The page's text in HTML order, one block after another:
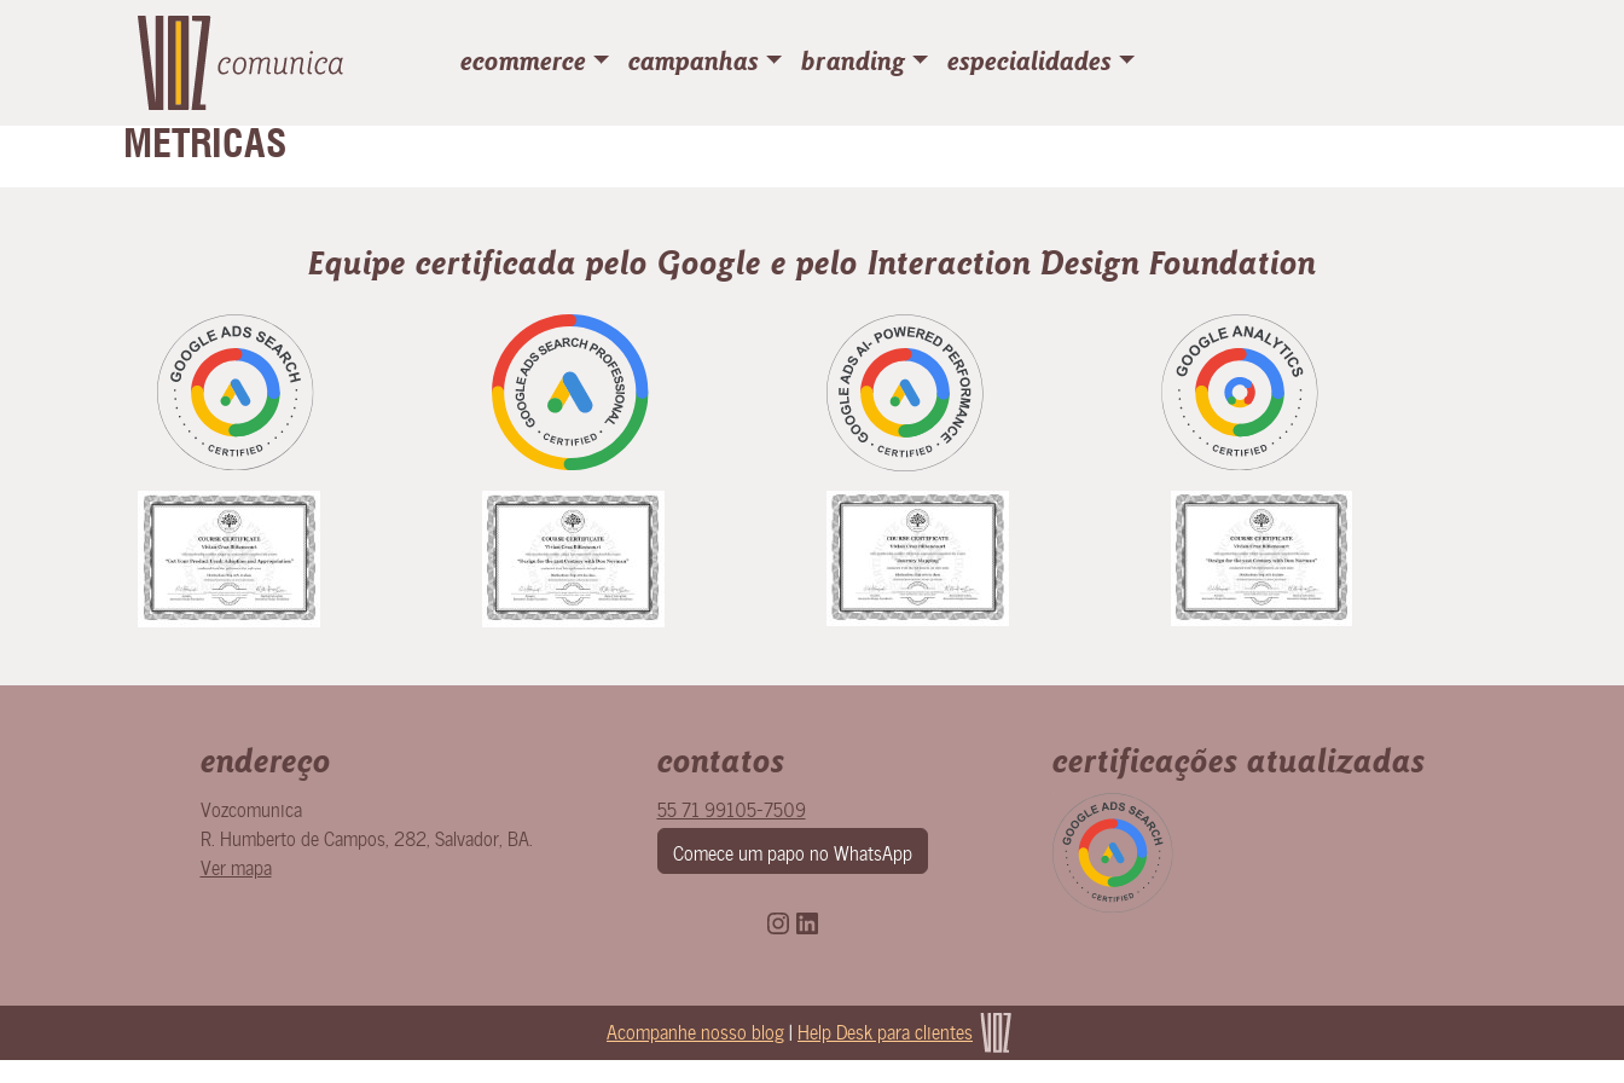
ecommerce campanhas branding especialidades
MÉTRICAS
Equipe certificada pelo Google e pelo Interaction Design Foundation
endereço
Vozcomunica
R. Humberto de Campos, 282 Salvador, BA
Ver mapa
contatos
55 71 99105-7509
Comece um papo no WhatsApp
Instagram
LinkedIn
certificações atualizadas
Acompanhe nosso blog| Help Desk para clientes